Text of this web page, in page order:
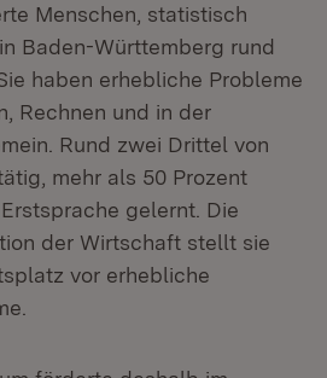
Menschen, statistisch
Baden-Württemberg rund
haben erhebliche Probleme
Rechnen und in der
Rund zwei Drittel von
mehr als 50 Prozent
gelernt. Die
der Wirtschaft stellt sie
vor erhebliche